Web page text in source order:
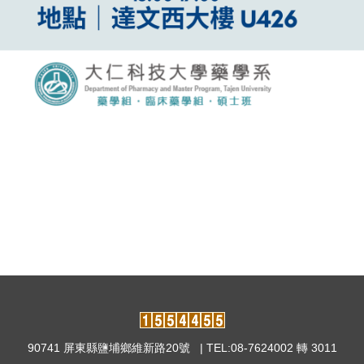
90741 屏東縣鹽埔鄉維新路20號 | TEL:08-7624002 轉 3011